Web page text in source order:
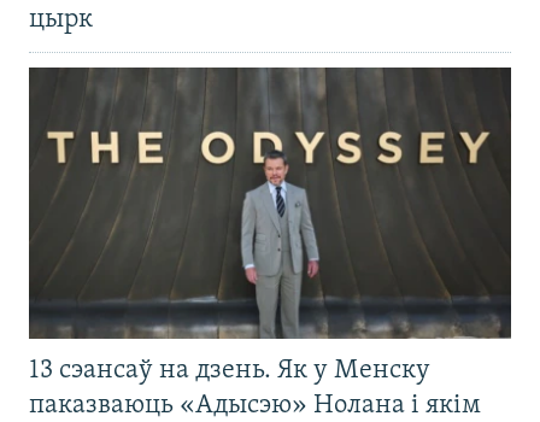
цырк
13 сэансаў на дзень. Як у Менску
паказваюць «Адысэю» Нолана і якім